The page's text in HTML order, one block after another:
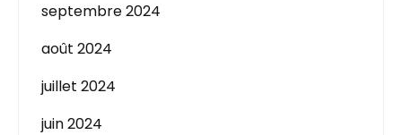
septembre 2024
août 2024
juillet 2024
juin 2024